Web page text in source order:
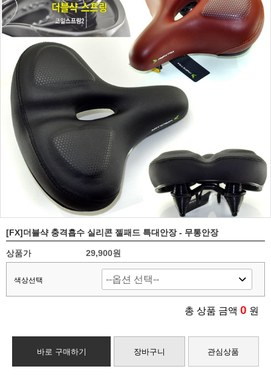
[FX]더블샥 충격흡수 실리콘 젤패드 특대안장 - 무통안장
상품가 29,900원
색상선택
총 상품 금액 0 원
바로 구매하기 장바구니 관심상품